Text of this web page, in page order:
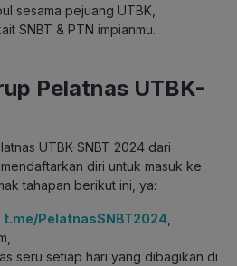
sesama pejuang UTBK,
SNBT & PTN impianmu.
Pelatnas UTBK-
UTBK-SNBT 2024 dari
diri untuk masuk ke
tahapan berikut ini, ya:
t.me/PelatnasSNBT2024
seru setiap hari yang dibagikan di